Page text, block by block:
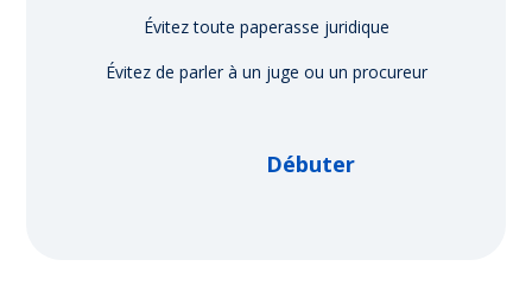
Évitez toute paperasse juridique
Évitez de parler à un juge ou un procureur
Débuter